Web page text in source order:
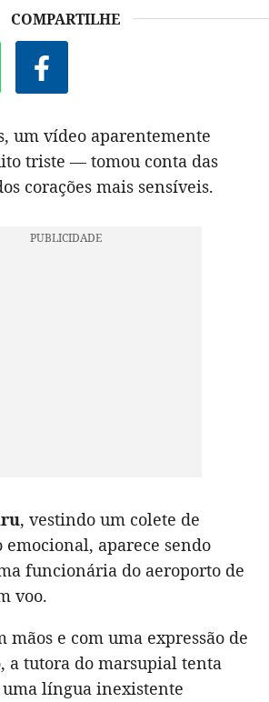
COMPARTILHE
um vídeo aparentemente
triste — tomou conta das
corações mais sensíveis.
, vestindo um colete de
aparece sendo
funcionária do aeroporto de
voo.
mãos e com uma expressão de
a tutora do marsupial tenta
língua inexistente